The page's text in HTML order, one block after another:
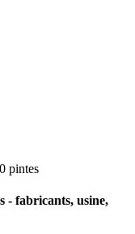
pintes
- fabricants, usine,